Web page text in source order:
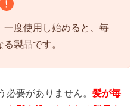
一度使用し始めると、毎
製品です。
必要がありません。髪が毎